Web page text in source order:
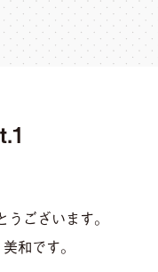
ございます。
和です。